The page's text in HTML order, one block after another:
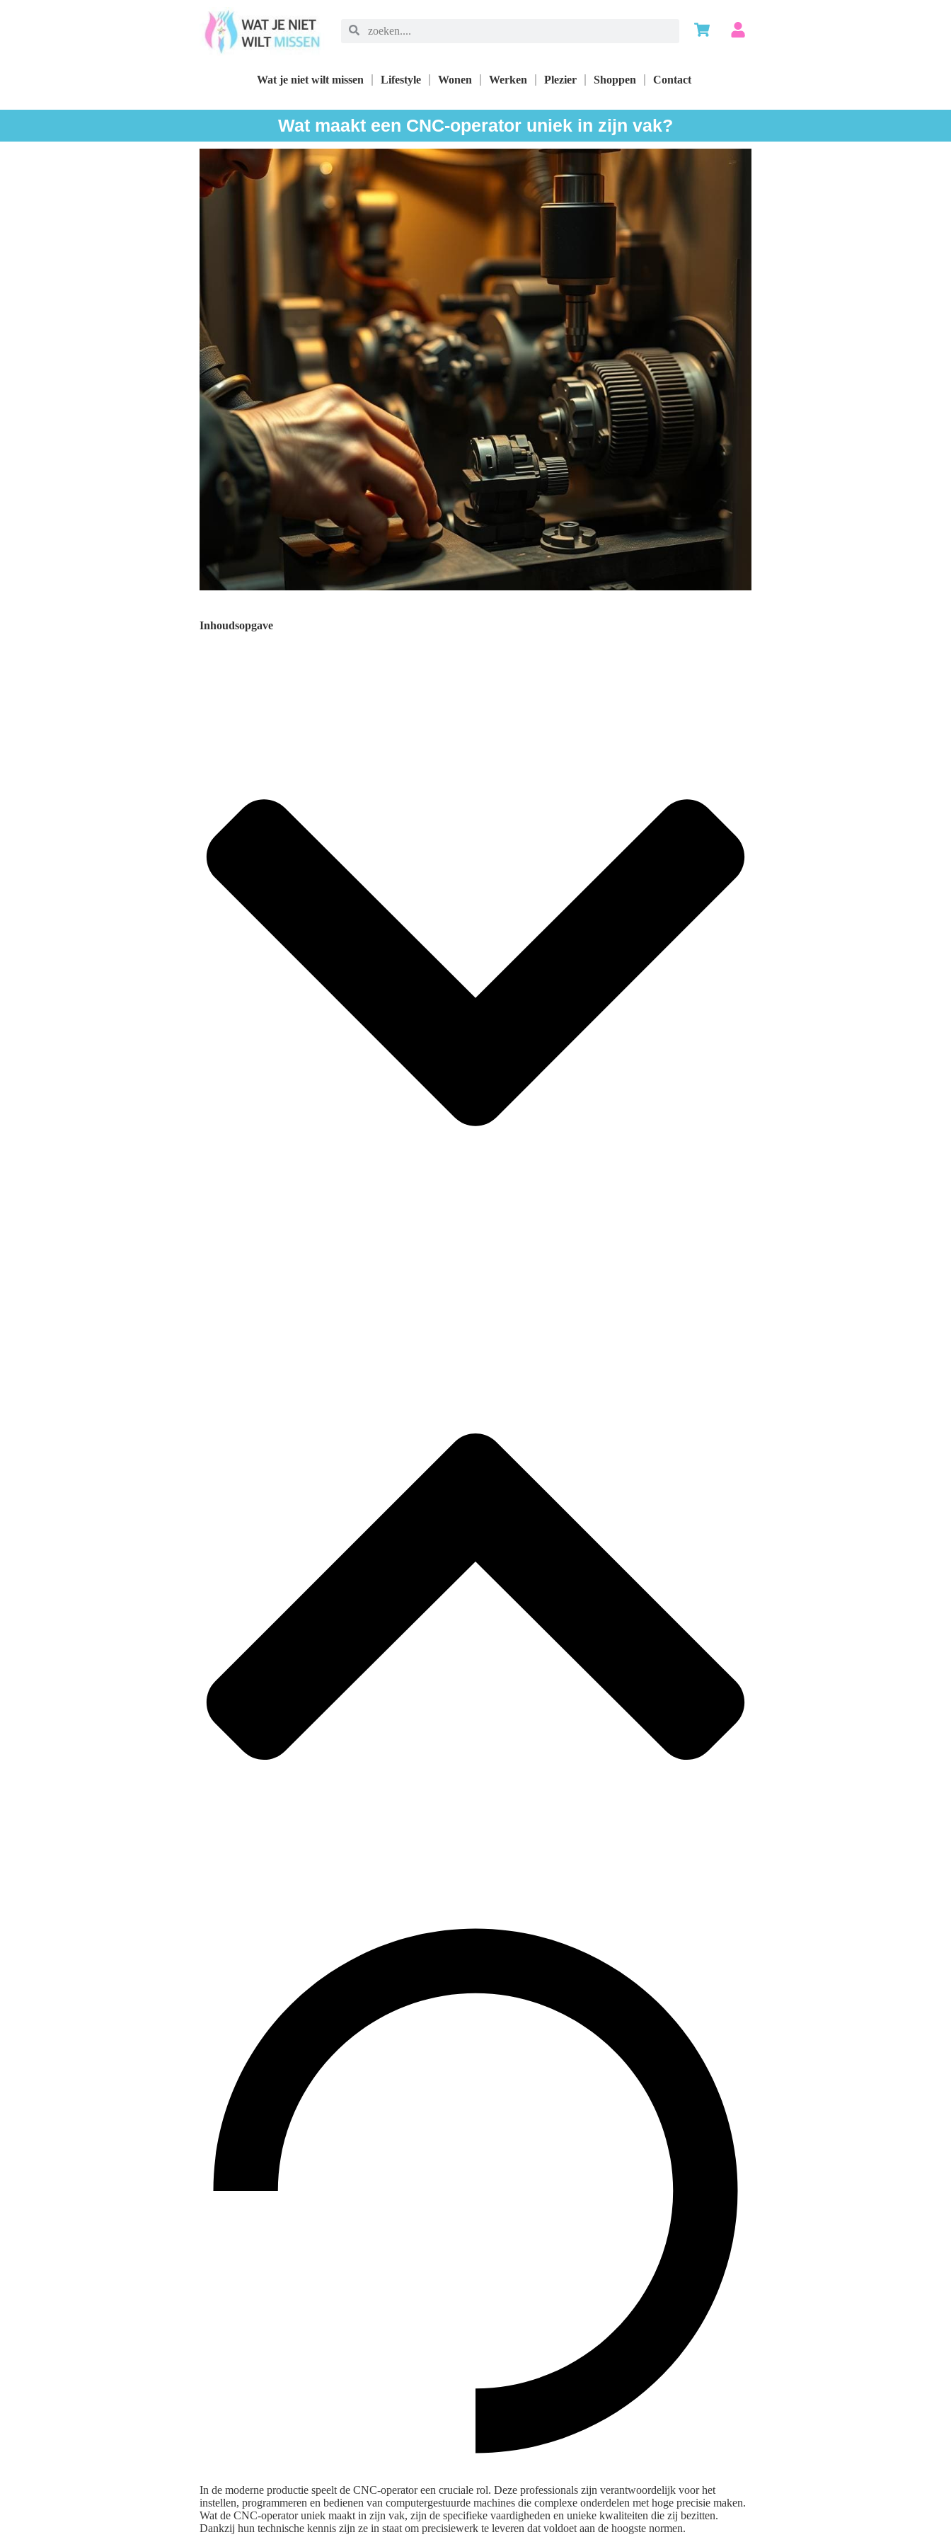
Wat je niet wilt missen Lifestyle Wonen Werken Plezier Shoppen Contact
Wat maakt een CNC-operator uniek in zijn vak?
Inhoudsopgave
In de moderne productie speelt de CNC-operator een cruciale rol. Deze professionals zijn verantwoordelijk voor het
instellen, programmeren en bedienen van computergestuurde machines die complexe onderdelen met hoge precisie maken.
Wat de CNC-operator uniek maakt in zijn vak, zijn de specifieke vaardigheden en unieke kwaliteiten die zij bezitten.
Dankzij hun technische kennis zijn ze in staat om precisiewerk te leveren dat voldoet aan de hoogste normen.